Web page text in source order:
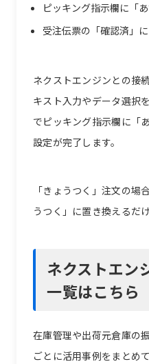
ピッキング指示欄に「
受注伝票の「確認済」
ネクストエンジンとの接
キスト入力やデータ選択
でピッキング指示欄に「
設定が完了します。
「きょうつく」注文の場
うつく」に置き換えるだけ
ネクストエン
一覧はこちら
在庫管理や出荷元倉庫の
ごとに活用事例をまとめて